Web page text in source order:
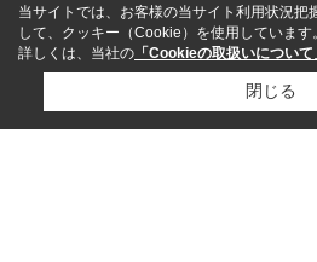
当サイトでは、お客様の当サイト利用状況把
して、クッキー（Cookie）を使用しています。
詳しくは、当社の 「Cookieの取扱いについて
閉じる